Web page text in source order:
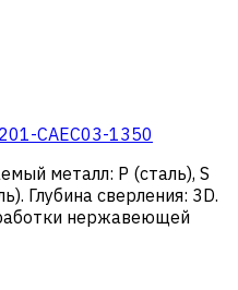
CAEC03-1350
металл: Р (сталь), S
. Глубина сверления: 3D.
нержавеющей